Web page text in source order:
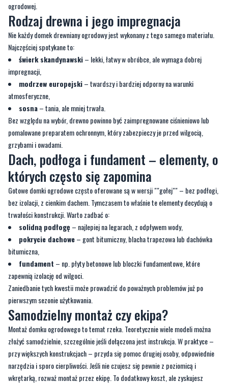
zostawić zapas na stolik, krzesła, a może nawet małą sofę. W praktyce dobrze
sprawdzają się domki działkowe o powierzchni od 6 do 12 m² – oferują
kompromis między funkcjonalnością a niewielkim zajęciem przestrzeni
ogrodowej.
Rodzaj drewna i jego impregnacja
Nie każdy domek drewniany ogrodowy jest wykonany z tego samego materiału.
Najczęściej spotykane to:
świerk skandynawski
impregnacji,
modrzew europejski– twardszy i bardziej odporny na warunki
atmosferyczne,
sosna– tania, ale mniej trwała.
Bez względu na wybór, drewno powinno być zaimpregnowane ciśnieniowo lub
pomalowane preparatem ochronnym, który zabezpieczy je przed wilgocią,
grzybami i owadami.
Dach, podłoga i fundament – elementy, o
których często się zapomina
Gotowe domki ogrodowe często oferowane są w wersji ""gołej"" – bez podłogi,
bez izolacji, z cienkim dachem. Tymczasem to właśnie te elementy decydują o
trwałości konstrukcji. Warto zadbać o:
solidną podłogę– najlepiej na legarach, z odpływem wody,
pokrycie dachowe– gont bitumiczny, blacha trapezowa lub dachówka
bitumiczna,
fundament– np. płyty betonowe lub bloczki fundamentowe, które
zapewnią izolację od wilgoci.
Zaniedbanie tych kwestii może prowadzić do poważnych problemów już po
pierwszym sezonie użytkowania.
Samodzielny montaż czy ekipa?
Montaż domku ogrodowego to temat rzeka. Teoretycznie wiele modeli można
złożyć samodzielnie, szczególnie jeśli dołączona jest instrukcja. W praktyce –